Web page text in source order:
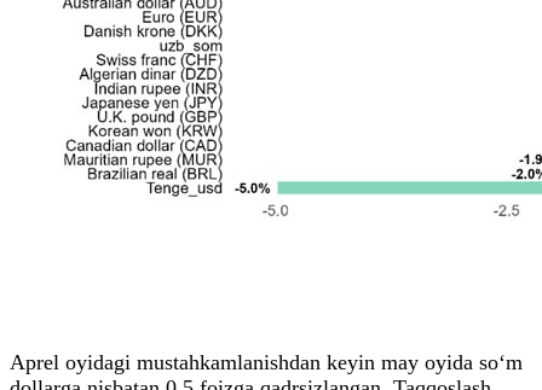
Aprel oyidagi mustahkamlanishdan keyin may oyida so‘m